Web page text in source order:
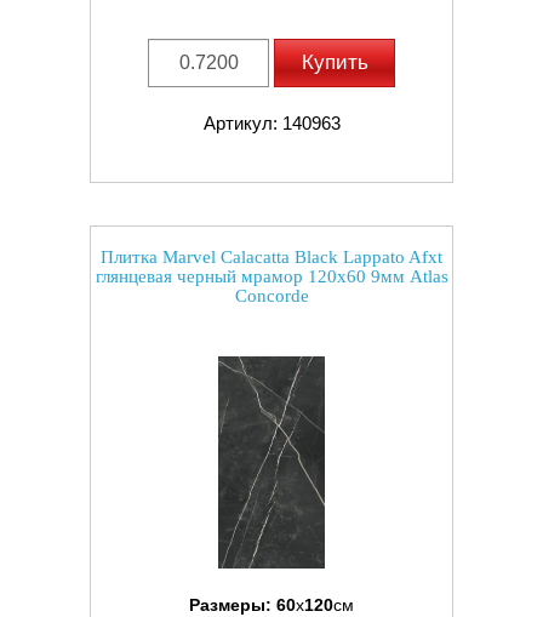
Купить
Артикул: 140963
Плитка Marvel Calacatta Black Lappato Afxt
глянцевая черный мрамор 120x60 9мм Atlas
Concorde
Размеры: 60x120см